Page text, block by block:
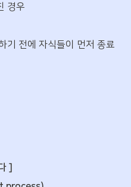
경우
기 전에 자식들이 먼저 종료
]